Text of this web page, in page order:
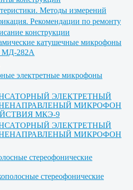
Методы измерений
Рекомендации по ремонту
конструкции
катушечные микрофоны
МД-282А
электретные микрофоны
ЭЛЕКТРЕТНЫЙ
МИКРОФОН
МКЭ-9
ЭЛЕКТРЕТНЫЙ
МИКРОФОН
стереофонические
стереофонические